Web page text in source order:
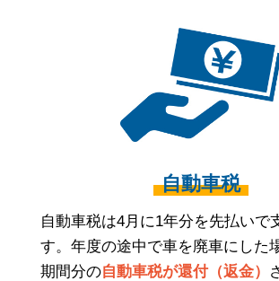
自動車税
自動車税は4月に1年分を先払いで
す。年度の途中で車を廃車にした
期間分の自動車税が還付（返金）